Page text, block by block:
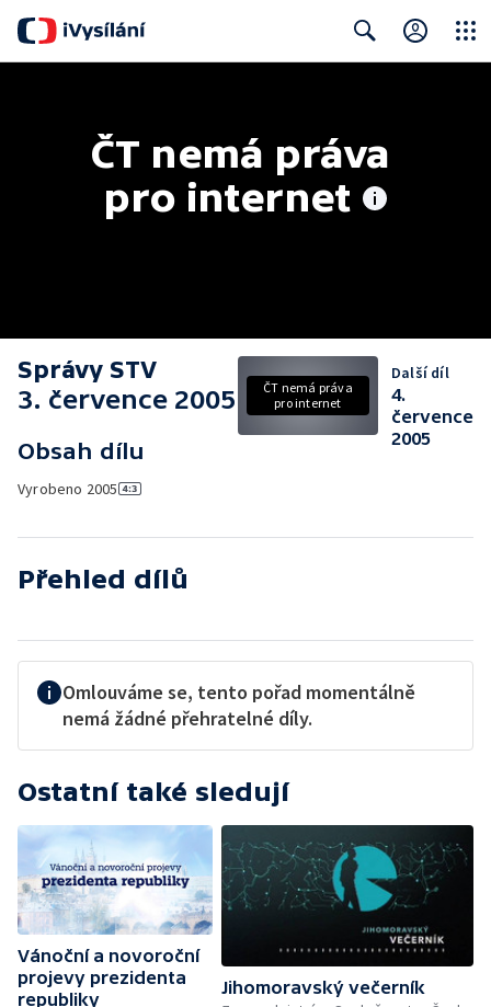
ČT nemá práva
pro internet
Správy STV
3. července 2005
Obsah dílu
Vyrobeno 2005
ČT nemá práva
pro internet
Další díl
4.
července
2005
Přehled dílů
Omlouváme se, tento pořad momentálně
nemá žádné přehratelné díly.
Ostatní také sledují
Vánoční a novoroční
projevy prezidenta
republiky
Jihomoravský večerník